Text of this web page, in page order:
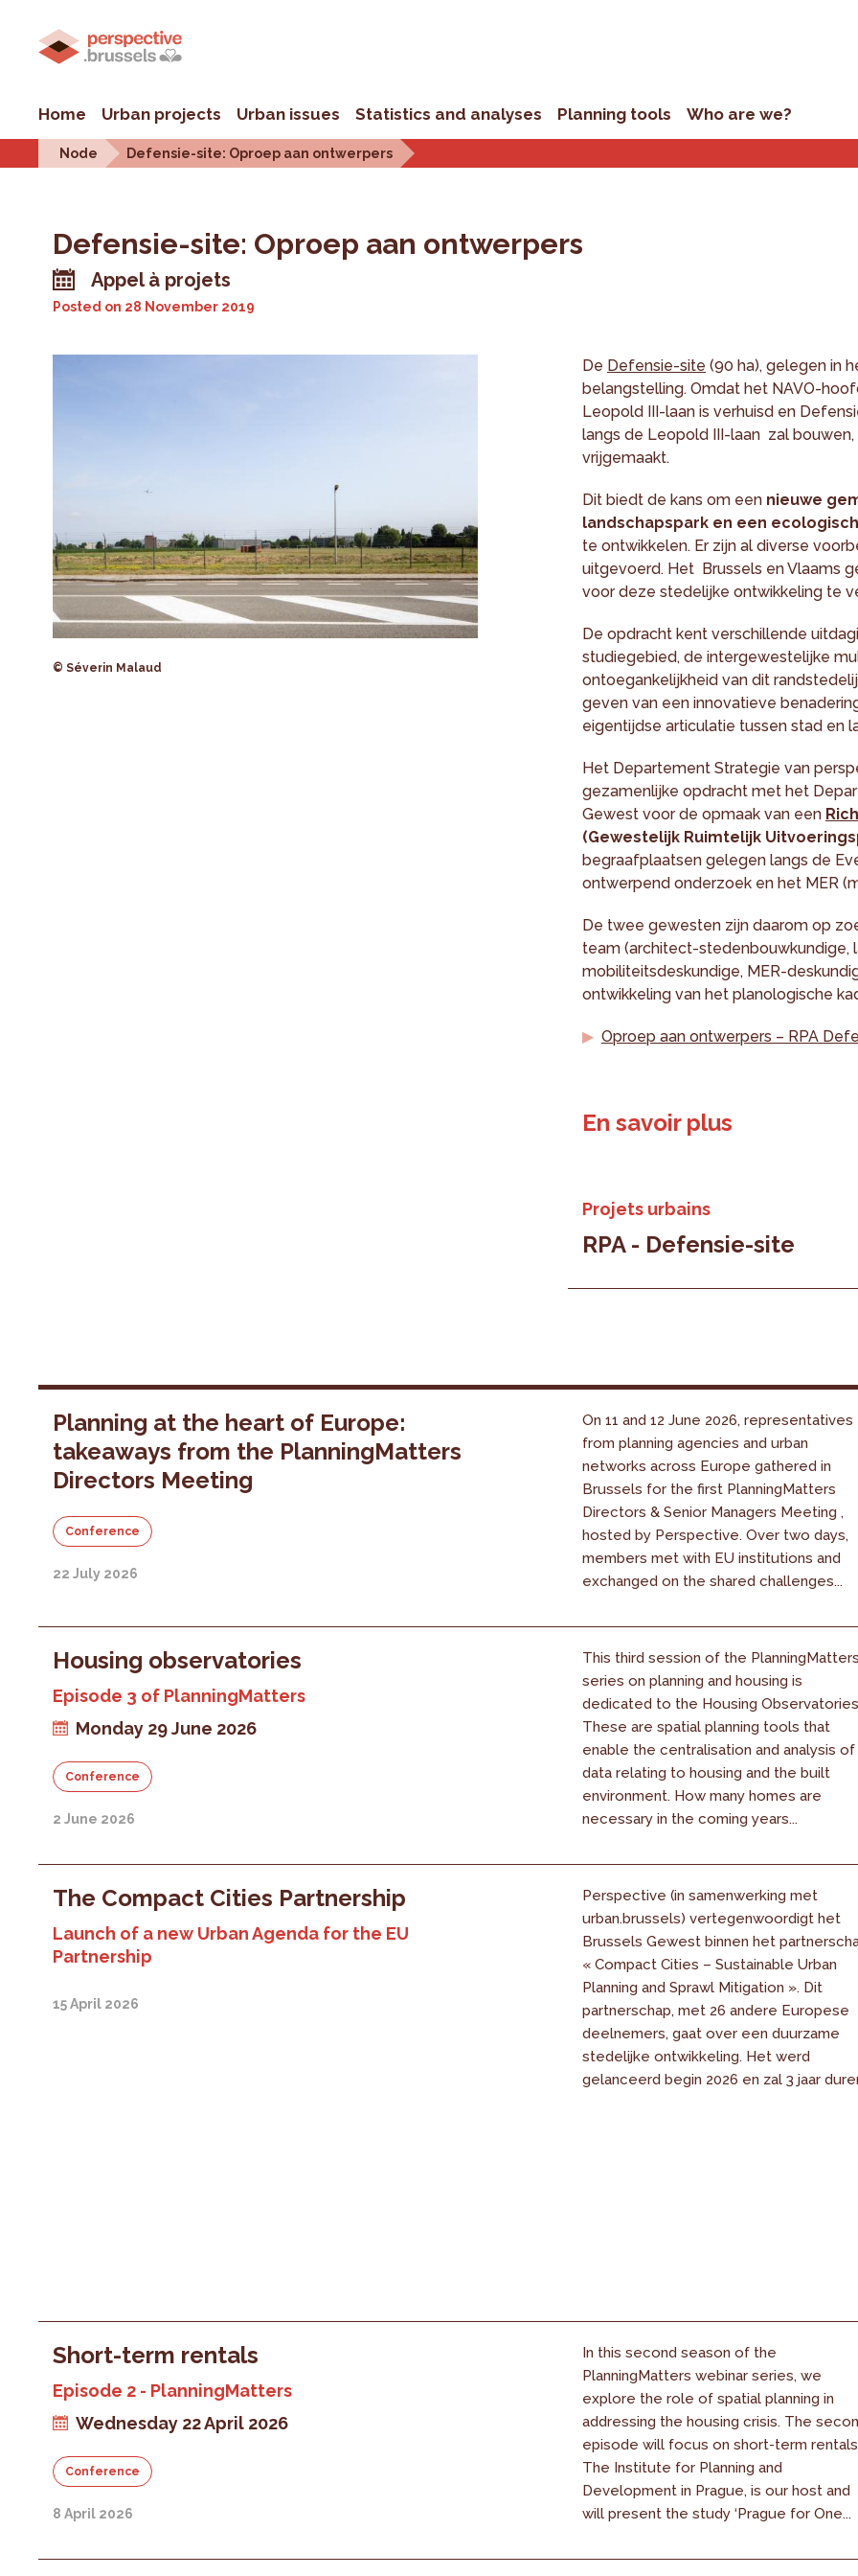
Home Urban projects Urban issues Statistics and analyses Planning tools Who are we?
Node Defensie-site: Oproep aan ontwerpers
Defensie-site: Oproep aan ontwerpers
Appel à projets
Posted on 28 November 2019
© Séverin Malaud
De Defensie-site (90 ha), gelegen in
belangstelling. Omdat het NAVO-
Leopold III-laan is verhuisd en
langs de Leopold III-laan zal
vrijgemaakt.
Dit biedt de kans om een nieuwe
landschapspark en een
te ontwikkelen. Er zijn al diverse
uitgevoerd. Het Brussels en Vlaams
voor deze stedelijke ontwikkeling te
De opdracht kent verschillende
studiegebied, de intergewestelijke
ontoegankelijkheid van dit
geven van een innovatieve
eigentijdse articulatie tussen stad en
Het Departement Strategie van
gezamenlijke opdracht met het
Gewest voor de opmaak van een
(Gewestelijk Ruimtelijk
begraafplaatsen gelegen langs de
ontwerpend onderzoek en het MER
De twee gewesten zijn daarom op
team (architect-stedenbouwkundige,
mobiliteitsdeskundige, MER-
ontwikkeling van het planologische
Oproep aan ontwerpers – RPA
En savoir plus
Projets urbains
RPA - Defensie-site
Planning at the heart of Europe:
takeaways from the PlanningMatters
Directors Meeting
Conference
22 July 2026
On 11 and 12 June 2026, representatives
from planning agencies and urban
networks across Europe gathered in
Brussels for the first PlanningMatters
Directors & Senior Managers Meeting ,
hosted by Perspective. Over two days,
members met with EU institutions and
exchanged on the shared challenges...
Housing observatories
Episode 3 of PlanningMatters
Monday 29 June 2026
Conference
2 June 2026
This third session of the
series on planning and housing is
dedicated to the Housing
These are spatial planning tools that
enable the centralisation and analysis of
data relating to housing and the built
environment. How many homes are
necessary in the coming years...
The Compact Cities Partnership
Launch of a new Urban Agenda for the EU
Partnership
15 April 2026
Perspective (in samenwerking met
urban.brussels) vertegenwoordigt het
Brussels Gewest binnen het
« Compact Cities – Sustainable Urban
Planning and Sprawl Mitigation ». Dit
partnerschap, met 26 andere Europese
deelnemers, gaat over een duurzame
stedelijke ontwikkeling. Het werd
gelanceerd begin 2026 en zal 3 jaar
Short-term rentals
Episode 2 - PlanningMatters
Wednesday 22 April 2026
Conference
8 April 2026
In this second season of the
PlanningMatters webinar series, we
explore the role of spatial planning in
addressing the housing crisis. The
episode will focus on short-term
The Institute for Planning and
Development in Prague, is our host and
will present the study ‘Prague for One...